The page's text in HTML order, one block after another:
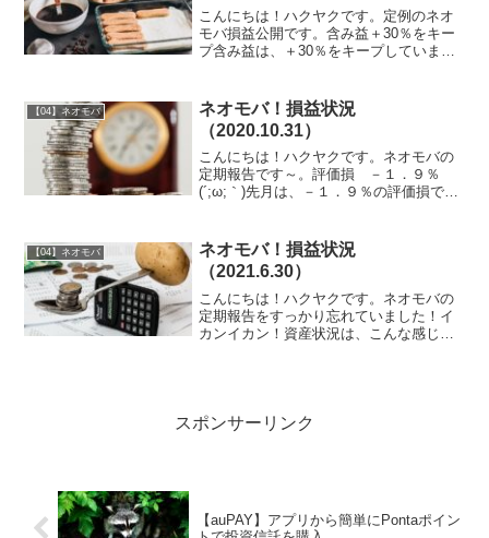
こんにちは！ハクヤクです。定例のネオ
モバ損益公開です。含み益＋30％をキー
プ含み益は、＋30％をキープしていま
てしていきたいと思います。ながらく含
み損であった【4...
【04】ネオモバ
ネオモバ！損益状況
（2020.10.31）
こんにちは！ハクヤクです。ネオモバの
定期報告です～。評価損 －１．９％
(´;ω;｀)先月は、－１．９％の評価損でし
いるようです。メイン１０社サブで購入
していたＮＴＴド...
【04】ネオモバ
ネオモバ！損益状況
（2021.6.30）
こんにちは！ハクヤクです。ネオモバの
定期報告をすっかり忘れていました！イ
カンイカン！資産状況は、こんな感じで
スポンサーリンク
【auPAY】アプリから簡単にPontaポイン